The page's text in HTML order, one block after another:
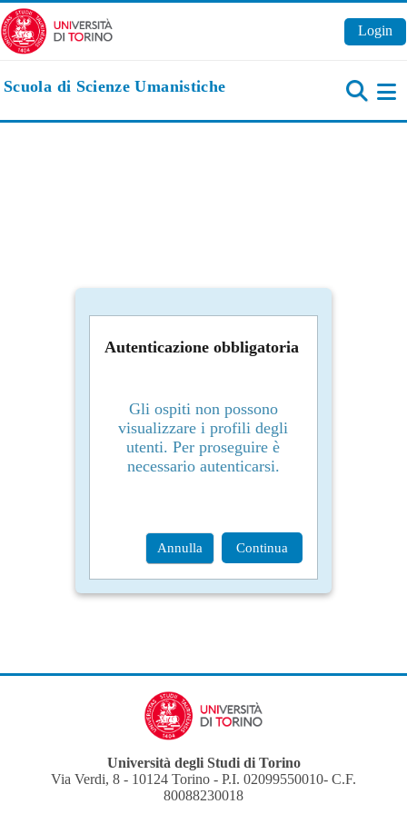
Vai al contenuto principale
Login
Scuola di Scienze Umanistiche
Autenticazione obbligatoria
Gli ospiti non possono
visualizzare i profili degli
utenti. Per proseguire è
necessario autenticarsi.
Annulla Continua
Università degli Studi di Torino
Via Verdi, 8 - 10124 Torino - P.I. 02099550010- C.F.
80088230018